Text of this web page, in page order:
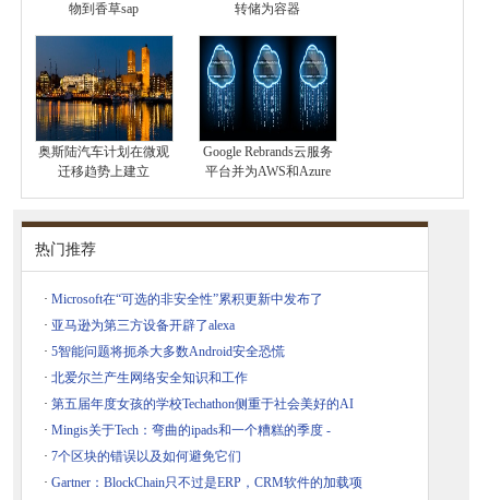
物到香草sap
转储为容器
奥斯陆汽车计划在微观
迁移趋势上建立
Google Rebrands云服务
平台并为AWS和Azure
热门推荐
· Microsoft在“可选的非安全性”累积更新中发布了
· 亚马逊为第三方设备开辟了alexa
· 5智能问题将扼杀大多数Android安全恐慌
· 北爱尔兰产生网络安全知识和工作
· 第五届年度女孩的学校Techathon侧重于社会美好的AI
· Mingis关于Tech：弯曲的ipads和一个糟糕的季度 -
· 7个区块的错误以及如何避免它们
· Gartner：BlockChain只不过是ERP，CRM软件的加载项